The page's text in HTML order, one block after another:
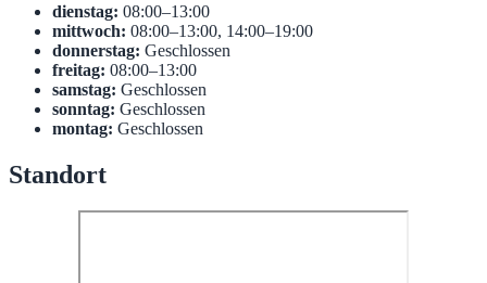
dienstag: 08:00–13:00
mittwoch: 08:00–13:00, 14:00–19:00
donnerstag: Geschlossen
freitag: 08:00–13:00
samstag: Geschlossen
sonntag: Geschlossen
montag: Geschlossen
Standort